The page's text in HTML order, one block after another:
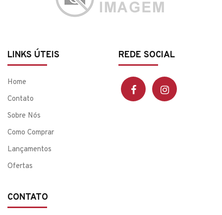
LINKS ÚTEIS
Home
Contato
Sobre Nós
Como Comprar
Lançamentos
Ofertas
REDE SOCIAL
CONTATO